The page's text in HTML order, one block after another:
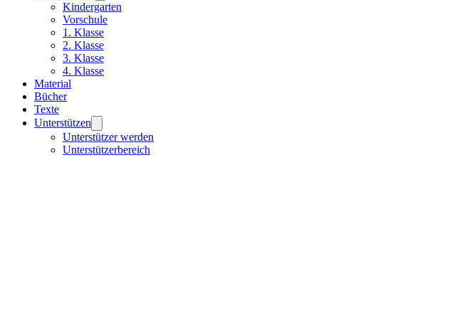
Kindergarten
Vorschule
1. Klasse
2. Klasse
3. Klasse
4. Klasse
Material
Bücher
Texte
Unterstützen
Unterstützer werden
Unterstützerbereich